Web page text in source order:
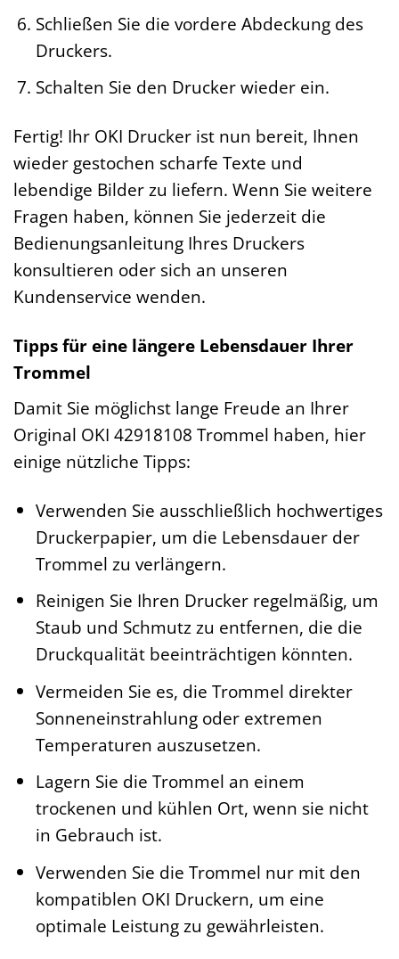
Schließen Sie die vordere Abdeckung des
Druckers.
Schalten Sie den Drucker wieder ein.
Fertig! Ihr OKI Drucker ist nun bereit, Ihnen
wieder gestochen scharfe Texte und
lebendige Bilder zu liefern. Wenn Sie weitere
Fragen haben, können Sie jederzeit die
Bedienungsanleitung Ihres Druckers
konsultieren oder sich an unseren
Kundenservice wenden.
Tipps für eine längere Lebensdauer Ihrer
Trommel
Damit Sie möglichst lange Freude an Ihrer
Original OKI 42918108 Trommel haben, hier
einige nützliche Tipps:
Verwenden Sie ausschließlich hochwertiges
Druckerpapier, um die Lebensdauer der
Trommel zu verlängern.
Reinigen Sie Ihren Drucker regelmäßig, um
Staub und Schmutz zu entfernen, die die
Druckqualität beeinträchtigen könnten.
Vermeiden Sie es, die Trommel direkter
Sonneneinstrahlung oder extremen
Temperaturen auszusetzen.
Lagern Sie die Trommel an einem
trockenen und kühlen Ort, wenn sie nicht
in Gebrauch ist.
Verwenden Sie die Trommel nur mit den
kompatiblen OKI Druckern, um eine
optimale Leistung zu gewährleisten.